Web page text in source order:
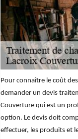
Pour connaître le coût
demander un devis
Couverture qui est un
option. Le devis doit
effectuer, les produits et